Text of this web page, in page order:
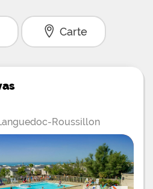
Carte
Roussillon